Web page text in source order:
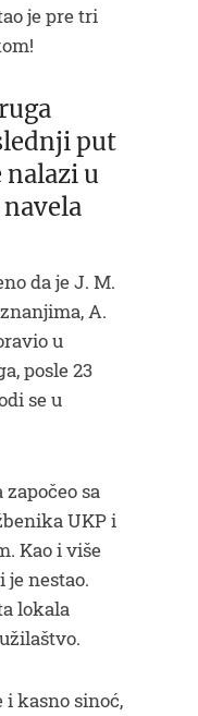
je pre tri
put
nalazi u
da je J. M.
A.
u
posle 23
se u
sa
UKP i
Kao i više
je nestao.
lokala
kasno sinoć,